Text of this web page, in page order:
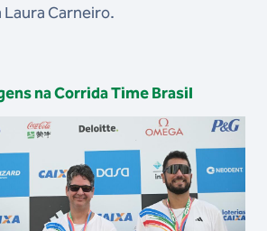
Laura Carneiro.
na Corrida Time Brasil